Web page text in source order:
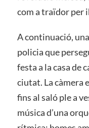
com a traïdor per
A continuació,
policia que
festa a la casa de
ciutat. La càmera
fins al saló ple a
música d’una